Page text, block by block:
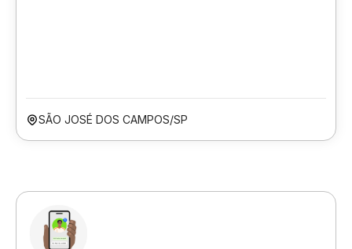
SÃO JOSÉ DOS CAMPOS/SP